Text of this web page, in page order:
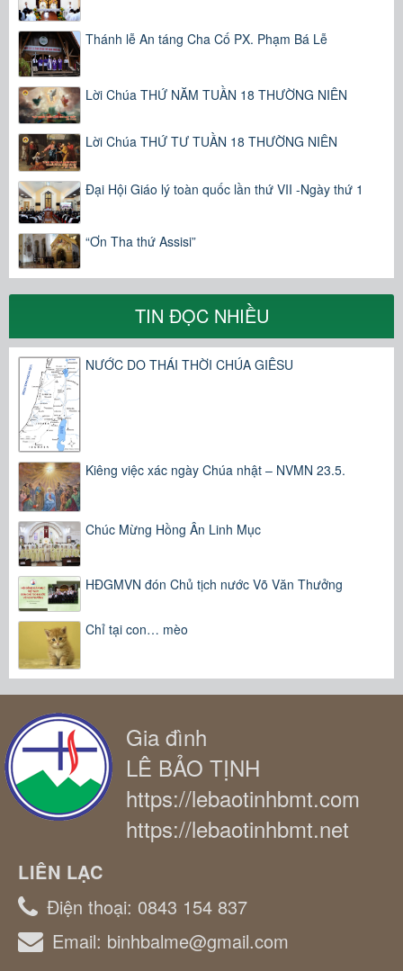
Thánh lễ An táng Cha Cố PX. Phạm Bá Lễ
Lời Chúa THỨ NĂM TUẦN 18 THƯỜNG NIÊN
Lời Chúa THỨ TƯ TUẦN 18 THƯỜNG NIÊN
Đại Hội Giáo lý toàn quốc lần thứ VII -Ngày thứ 1
“Ơn Tha thứ Assisi”
TIN ĐỌC NHIỀU
NƯỚC DO THÁI THỜI CHÚA GIÊSU
Kiêng việc xác ngày Chúa nhật – NVMN 23.5.
Chúc Mừng Hồng Ân Linh Mục
HĐGMVN đón Chủ tịch nước Võ Văn Thưởng
Chỉ tại con… mèo
Gia đình
LÊ BẢO TỊNH
https://lebaotinhbmt.com
https://lebaotinhbmt.net
LIÊN LẠC
Điện thoại: 0843 154 837
Email: binhbalme@gmail.com